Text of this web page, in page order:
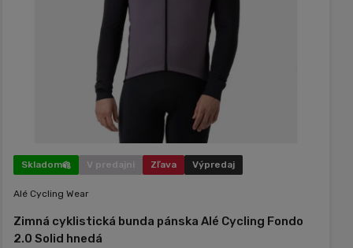
Skladom V predajni Zľava Výpredaj
Alé Cycling Wear
Zimná cyklistická bunda pánska Alé Cycling Fondo
2.0 Solid hnedá